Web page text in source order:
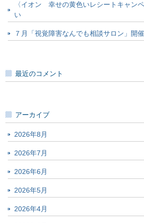
〈イオン 幸せの黄色いレシートキャン
い
７月「視覚障害なんでも相談サロン」開
最近のコメント
アーカイブ
2026年8月
2026年7月
2026年6月
2026年5月
2026年4月